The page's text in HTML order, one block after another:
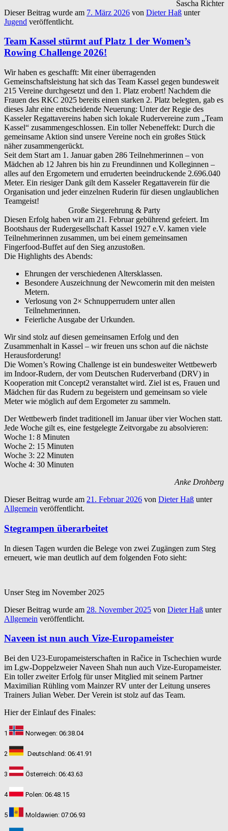
Sascha Richter
Dieser Beitrag wurde am 7. März 2026 von Dieter Haß unter
Jugend veröffentlicht.
Team Kassel stürmt auf Platz 1 der Women’s
Rowing Challenge 2026!
Wir haben es geschafft: Mit einer überragenden
Gemeinschaftsleistung hat sich das Team Kassel gegen bundesweit
215 Vereine durchgesetzt und den 1. Platz erobert! Nachdem die
Frauen des RKC 2025 bereits einen starken 2. Platz belegten, gab es
dieses Jahr eine entscheidende Neuerung: Unter der Regie des
Kasseler Regattavereins haben sich lokale Rudervereine zum „Team
Kassel“ zusammengeschlossen. Ein toller Nebeneffekt: Durch die
gemeinsame Aktion sind unsere Vereine noch ein großes Stück
näher zusammengerückt.
Seit dem Start am 1. Januar gaben 286 Teilnehmerinnen – von
Mädchen ab 12 Jahren bis hin zu Freundinnen und Kolleginnen –
alles auf den Ergometern und erruderten beeindruckende 2.696.040
Meter. Ein riesiger Dank gilt dem Kasseler Regattaverein für die
Organisation und jeder einzelnen Ruderin für diesen unglaublichen
Teamgeist!
Große Siegerehrung & Party
Diesen Erfolg haben wir am 21. Februar gebührend gefeiert. Im
Bootshaus der Rudergesellschaft Kassel 1927 e.V. kamen viele
Teilnehmerinnen zusammen, um bei einem gemeinsamen
Fingerfood-Buffet auf den Sieg anzustoßen.
Die Highlights des Abends:
Ehrungen der verschiedenen Altersklassen.
Besondere Auszeichnung derNewcomerin mit den meisten
Metern.
Verlosung von 2× Schnupperrudern unter allen
Teilnehmerinnen.
Feierliche Ausgabe derUrkunden.
Wir sind stolz auf diesen gemeinsamen Erfolg und den
Zusammenhalt in Kassel – wir freuen uns schon auf die nächste
Herausforderung!
Die Women’s Rowing Challenge ist ein bundesweiter Wettbewerb
im Indoor-Rudern, der vom Deutschen Ruderverband (DRV) in
Kooperation mit Concept2 veranstaltet wird. Ziel ist es, Frauen und
Mädchen für das Rudern zu begeistern und gemeinsam so viele
Meter wie möglich auf dem Ergometer zu sammeln.
Der Wettbewerb findet traditionell im Januar über vier Wochen statt.
Jede Woche gilt es, eine festgelegte Zeitvorgabe zu absolvieren:
Woche 1: 8 Minuten
Woche 2: 15 Minuten
Woche 3: 22 Minuten
Woche 4: 30 Minuten
Anke Drohberg
Dieser Beitrag wurde am 21. Februar 2026 von Dieter Haß unter
Allgemein veröffentlicht.
Stegrampen überarbeitet
In diesen Tagen wurden die Belege von zwei Zugängen zum Steg
erneuert, wie man deutlich auf dem folgenden Foto sieht:
Unser Steg im November 2025
Dieser Beitrag wurde am 28. November 2025 von Dieter Haß unter
Allgemein veröffentlicht.
Naveen ist nun auch Vize-Europameister
Bei den U23-Europameisterschaften in Račice in Tschechien wurde
im Lgw-Doppelzweier Naveen Shah nun auch Vize-Europameister.
Ein toller zweiter Erfolg für unser Mitglied mit seinem Partner
Maximilian Rühling vom Mainzer RV unter der Leitung unseres
Trainers Julian Weber. Der Verein ist stolz auf das Team.
Hier der Einlauf des Finales:
1 Norwegen: 06:38.04
2 Deutschland: 06:41.91
3 Österreich: 06:43.63
4 Polen: 06:48.15
5 Moldawien: 07:06.93